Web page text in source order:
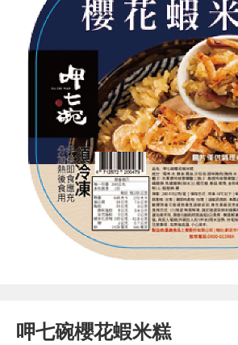
呷七碗櫻花蝦米糕